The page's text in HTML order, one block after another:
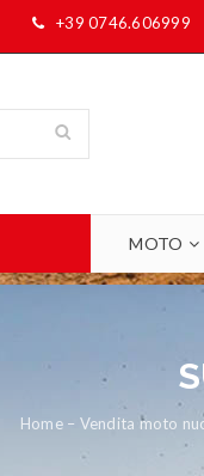
+39 0746.606999
MOTO
Home – Vendita moto